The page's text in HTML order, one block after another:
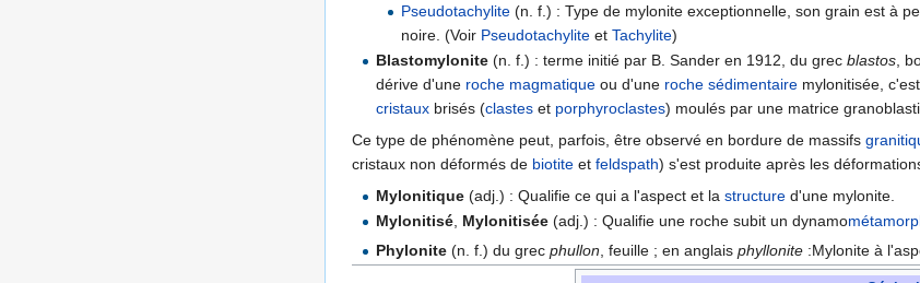
Pseudotachylite(n. f.) : Type de mylonite exceptionnelle, son grain est à
noire. (Voir Pseudotachyliteet Tachylite)
Blastomylonite (n. f.) : terme initié par B. Sander en 1912, du grecblastos ,
dérive d'une roche magmatique ou d'une roche sédimentaire mylonitisée,
cristaux brisés (clastes et porphyroclastes) moulés par une matrice
Ce type de phénomène peut, parfois, être observé en bordure de massifs
cristaux non déformés de biotite et feldspath) s'est produite après les
Mylonitique (adj.) : Qualifie ce qui a l'aspect et lastructure d'une mylonite.
Mylonitisé, Mylonitisée (adj.) : Qualifie une roche subit un dynamo
Phylonite (n. f.) du grecphullon , feuille ; en anglaisphyllonite :Mylonite à